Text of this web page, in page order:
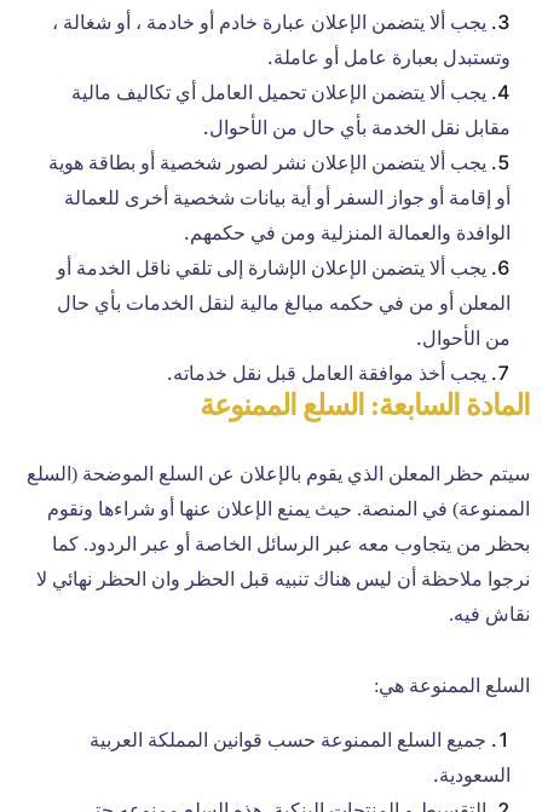
يجب ألا يتضمن الإعلان عبارة خادم أو خادمة ، أو شغالة ،
وتستبدل بعبارة عامل أو عاملة.
يجب ألا يتضمن الإعلان تحميل العامل أي تكاليف مالية
مقابل نقل الخدمة بأي حال من الأحوال.
يجب ألا يتضمن الإعلان نشر لصور شخصية أو بطاقة هوية
أو إقامة أو جواز السفر أو أية بيانات شخصية أخرى للعمالة
الوافدة والعمالة المنزلية ومن في حكمهم.
يجب ألا يتضمن الإعلان الإشارة إلى تلقي ناقل الخدمة أو
المعلن أو من في حكمه مبالغ مالية لنقل الخدمات بأي حال
من الأحوال.
يجب أخذ موافقة العامل قبل نقل خدماته.
المادة السابعة: السلع الممنوعة
سيتم حظر المعلن الذي يقوم بالإعلان عن السلع الموضحة (السلع
الممنوعة) في المنصة. حيث يمنع الإعلان عنها أو شراءها ونقوم
بحظر من يتجاوب معه عبر الرسائل الخاصة أو عبر الردود. كما
نرجوا ملاحظة أن ليس هناك تنبيه قبل الحظر وان الحظر نهائي لا
نقاش فيه.
السلع الممنوعة هي:
جميع السلع الممنوعة حسب قوانين المملكة العربية
السعودية.